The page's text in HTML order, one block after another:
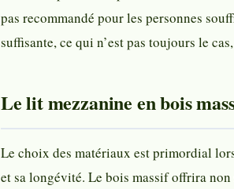
pas recommandé pour les personnes
suffisante, ce qui n’est pas toujours le
Le lit mezzanine en bois
Le choix des matériaux est primordial
et sa longévité. Le bois massif offrira